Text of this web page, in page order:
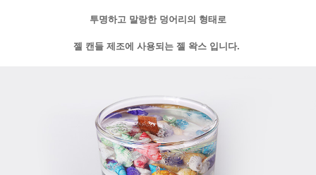
투명하고 말랑한 덩어리의 형태로
젤 캔들 제조에 사용되는 젤 왁스 입니다.